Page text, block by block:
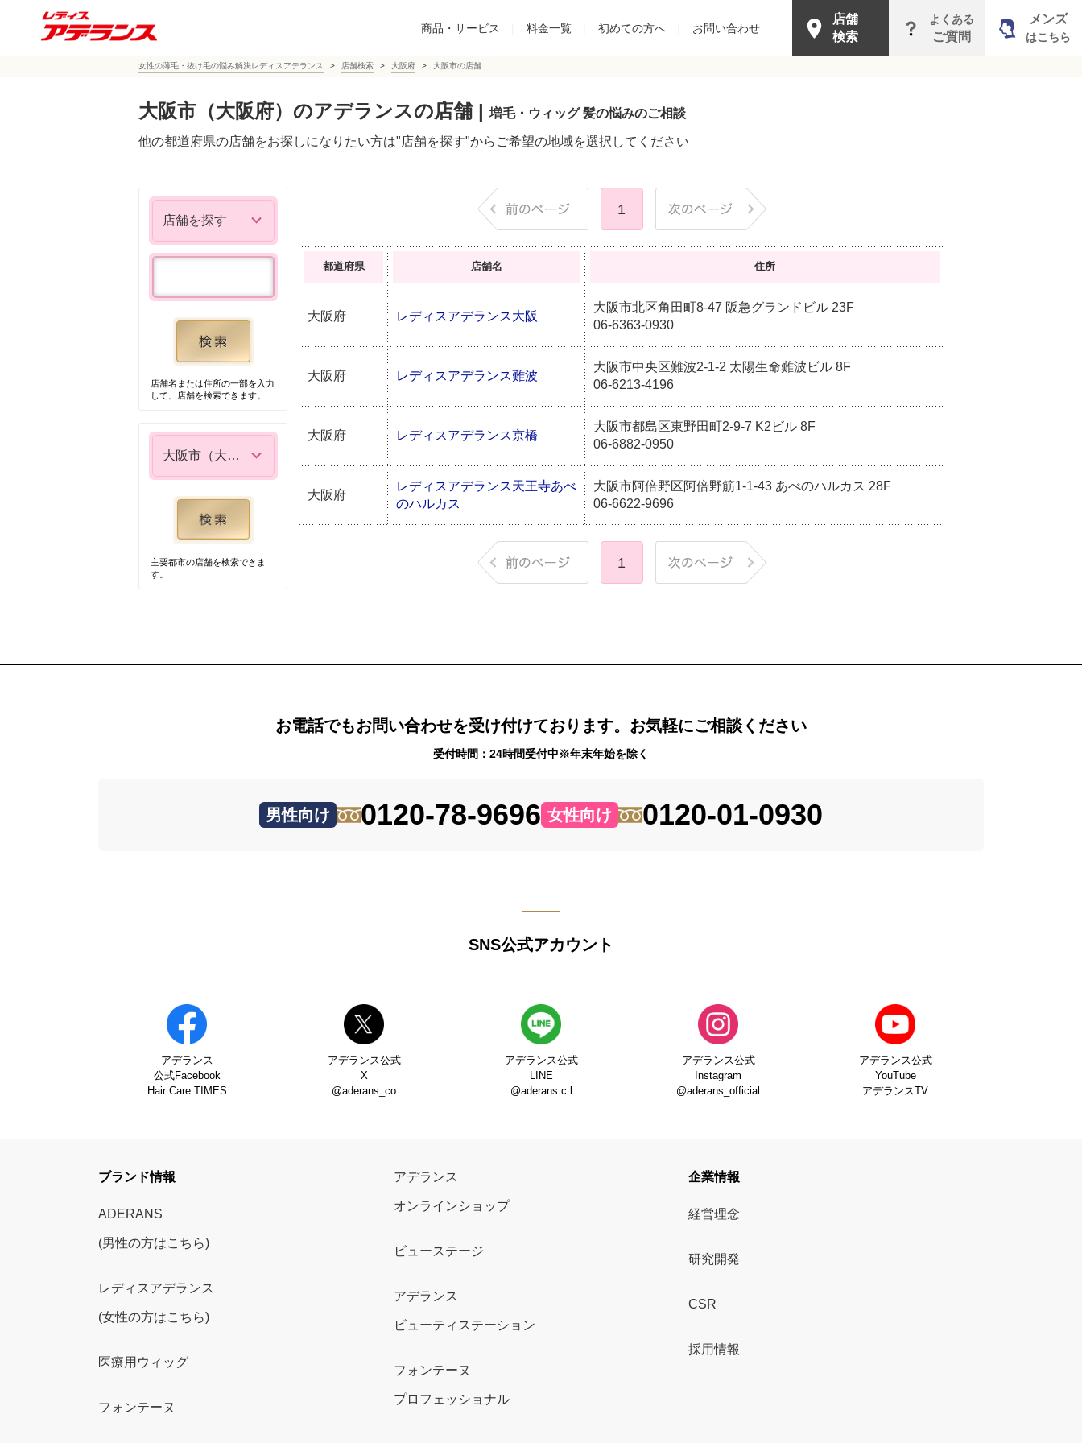
商品・サービス 料金一覧 初めての方へ お問い合わせ
店舗
検索
よくある
ご質問
メンズ
はこちら
女性の薄毛・抜け毛の悩み解決レディスアデランス 店舗検索 大阪府 大阪市の店舗
大阪市（大阪府） のアデランスの店舗 | 増毛・ウィッグ 髪の悩みのご相談
他の都道府県の店舗をお探しになりたい方は"店舗を探す"からご希望の地域を選択してください
店舗を探す
店舗名または住所の一部を入力
して、店舗を検索できます。
大阪市（大阪府）
主要都市の店舗を検索できま
す。
1
都道府県 店舗名 住所
大阪府 レディスアデランス大阪
大阪市北区角田町8-47 阪急グランドビル 23F
06-6363-0930
大阪府 レディスアデランス難波
大阪市中央区難波2-1-2 太陽生命難波ビル 8F
06-6213-4196
大阪府 レディスアデランス京橋
大阪市都島区東野田町2-9-7 K2ビル 8F
06-6882-0950
大阪府
レディスアデランス天王寺あべ
のハルカス
大阪市阿倍野区阿倍野筋1-1-43 あべのハルカス 28F
06-6622-9696
1
お電話でもお問い合わせを受け付けております。お気軽にご相談ください
受付時間：24時間受付中※年末年始を除く
男性向け 0120-78-9696 女性向け 0120-01-0930
SNS公式アカウント
アデランス
公式Facebook
Hair Care TIMES
アデランス公式
X
@aderans_co
アデランス公式
LINE
@aderans.c.l
アデランス公式
Instagram
@aderans_official
アデランス公式
YouTube
アデランスTV
ブランド情報
ADERANS
(男性の方はこちら)
レディスアデランス
(女性の方はこちら)
医療用ウィッグ
フォンテーヌ
アデランス
オンラインショップ
ビューステージ
アデランス
ビューティステーション
フォンテーヌ
プロフェッショナル
企業情報
経営理念
研究開発
CSR
採用情報